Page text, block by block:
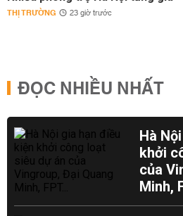
THỊ TRƯỜNG 23 giờ trước
ĐỌC NHIỀU NHẤT
Hà
khởi
của
Minh,